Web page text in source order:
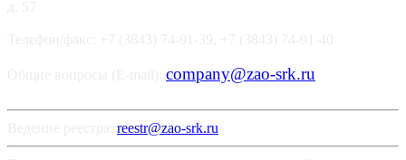
company@zao-srk.ru
reestr@zao-srk.ru